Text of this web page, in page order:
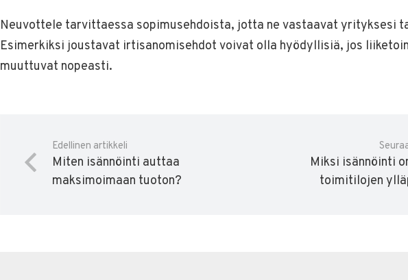
Neuvottele tarvittaessa sopimusehdoista, jotta ne vastaavat yrityksesi
Esimerkiksi joustavat irtisanomisehdot voivat olla hyödyllisiä, jos
muuttuvat nopeasti.
Edellinen artikkeli
Miten isännöinti auttaa
maksimoimaan tuoton?
Miksi isännöinti
toimitilojen